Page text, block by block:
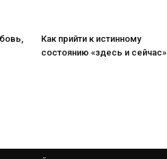
Как прийти к истинному
состоянию «здесь и сейчас»